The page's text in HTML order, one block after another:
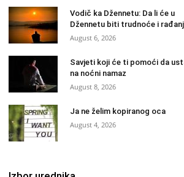
Vodič ka Džennetu: Da li će u
Džennetu biti trudnoće i
August 6, 2026
Savjeti koji će ti pomoći da
na noćni namaz
August 8, 2026
Ja ne želim kopiranog oca
August 4, 2026